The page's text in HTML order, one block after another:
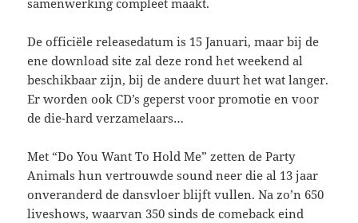
samenwerking compleet maakt.
De officiële releasedatum is 15 Januari, maar bij de
ene download site zal deze rond het weekend al
beschikbaar zijn, bij de andere duurt het wat langer.
Er worden ook CD’s geperst voor promotie en voor
de die-hard verzamelaars…
Met “Do You Want To Hold Me” zetten de Party
Animals hun vertrouwde sound neer die al 13 jaar
onveranderd de dansvloer blijft vullen. Na zo’n 650
liveshows, waarvan 350 sinds de comeback eind